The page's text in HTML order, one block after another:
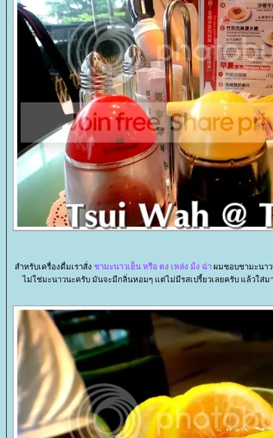
สำหรับเครื่องดื่มเราสั่ง ชามะนาวเย็น หรือ ตง เหล่ง ม้ง ฉ่า ผมชอบชามะนาว
ไม่ใช่มะนาวนะครับ มันจะมีกลิ่นหอมๆ แต่ไม่มีรสเปรี้ยวเลยครับ แล้วใส่